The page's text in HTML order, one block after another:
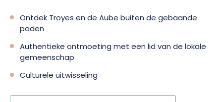
Ontdek Troyes en de Aube buiten de gebaande
paden
Authentieke ontmoeting met een lid van de lokale
gemeenschap
Culturele uitwisseling